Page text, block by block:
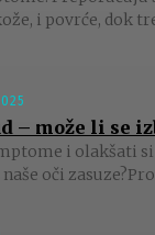
i povrće, dok
– može li se
i olakšati
oči